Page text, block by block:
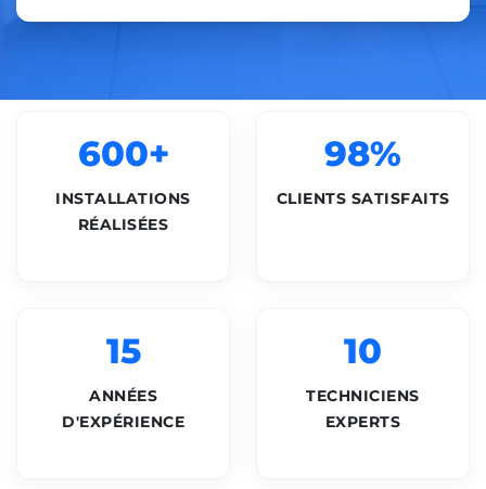
600+
INSTALLATIONS
RÉALISÉES
98%
CLIENTS SATISFAITS
15
ANNÉES
D'EXPÉRIENCE
10
TECHNICIENS
EXPERTS